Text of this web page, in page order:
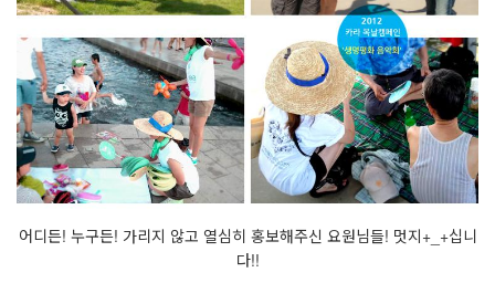
어디든! 누구든! 가리지 않고 열심히 홍보해주신 요원님들! 멋지+_+십니
다!!